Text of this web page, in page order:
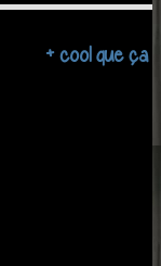
+ cool que ça